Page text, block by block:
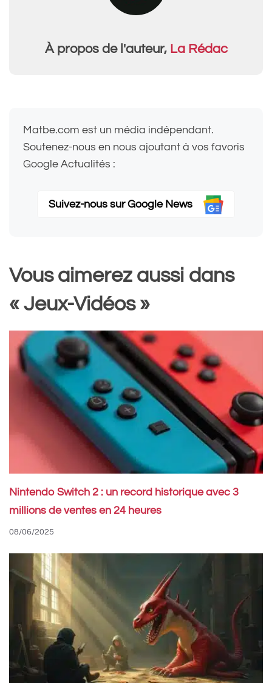
À propos de l'auteur, La Rédac
Matbe.com est un média indépendant.
Soutenez-nous en nous ajoutant à vos favoris
Google Actualités :
Suivez-nous sur Google News
Vous aimerez aussi dans
« Jeux-Vidéos »
Nintendo Switch 2 : un record historique avec 3
millions de ventes en 24 heures
08/06/2025